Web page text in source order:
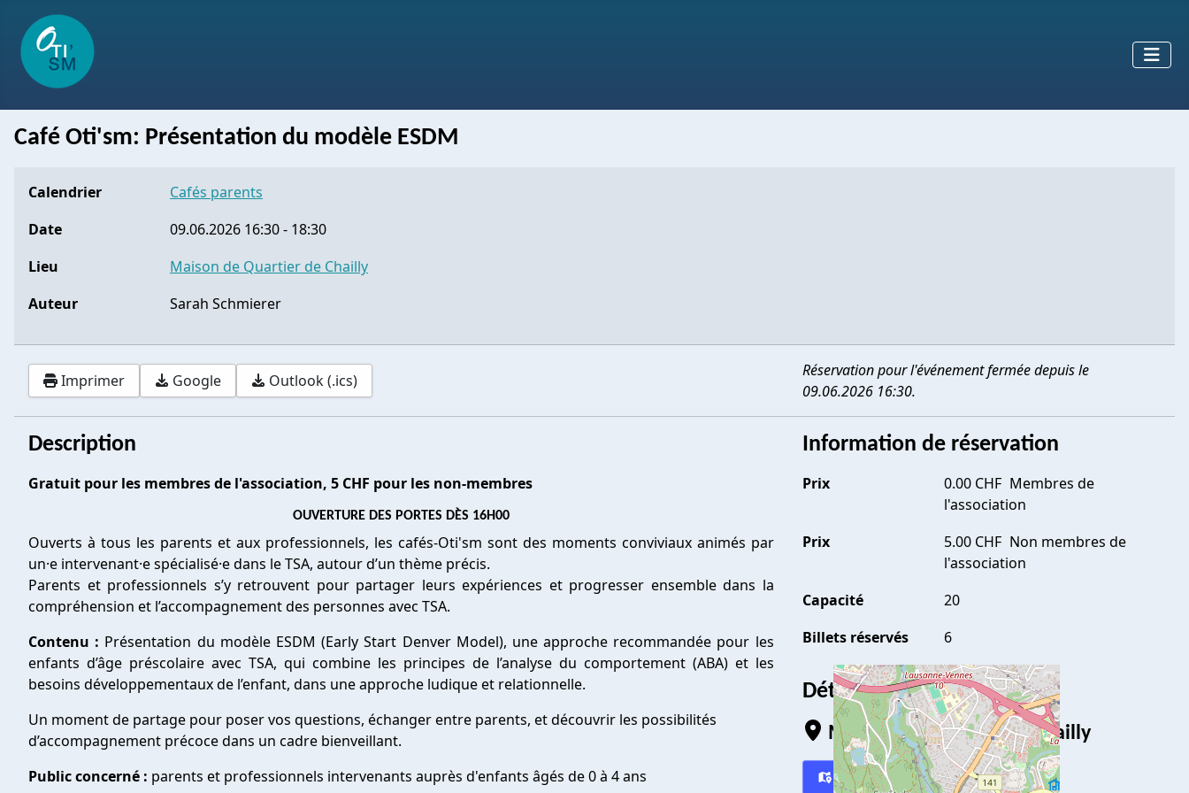
Café Oti'sm: Présentation du modèle ESDM
Calendrier
Cafés parents
Date
09.06.2026 16:30- 18:30
Lieu
Maison de Quartier de Chailly
Auteur
Sarah Schmierer
Imprimer Google Outlook (.ics)
Réservation pour l'événement fermée depuis le
09.06.2026 16:30.
Description
Gratuit pour les membres de l'association, 5 CHF pour les non-membres
OUVERTURE DES PORTES DÈS 16H00
Ouverts à tous les parents et aux professionnels, les cafés-Oti'sm sont des moments conviviaux animés par
un·e intervenant·e spécialisé·e dans le TSA, autour d’un thème précis.
Parents et professionnels s’y retrouvent pour partager leurs expériences et progresser ensemble dans la
compréhension et l’accompagnement des personnes avec TSA.
Contenu : Présentation du modèle ESDM (Early Start Denver Model), une approche recommandée pour les
enfants d’âge préscolaire avec TSA, qui combine les principes de l’analyse du comportement (ABA) et les
besoins développementaux de l’enfant, dans une approche ludique et relationnelle.
Un moment de partage pour poser vos questions, échanger entre parents, et découvrir les possibilités
d’accompagnement précoce dans un cadre bienveillant.
Public concerné : parents et professionnels intervenants auprès d'enfants âgés de 0 à 4 ans
Information de réservation
Prix 0.00 CHF Membres de
l'association
Prix
5.00 CHF Non membres de
l'association
Capacité
20
Billets réservés
6
Détails du lieu
Maison de Quartier de Chailly
Carte Directions